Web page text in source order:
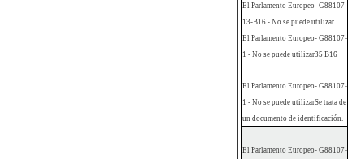
El Parlamento Europeo- G88107-
13-B16 - No se puede utilizar
El Parlamento Europeo- G88107-
1 - No se puede utilizar35 B16
El Parlamento Europeo- G88107-
1 - No se puede utilizarSe trata de
un documento de identificación.
El Parlamento Europeo- G88107-